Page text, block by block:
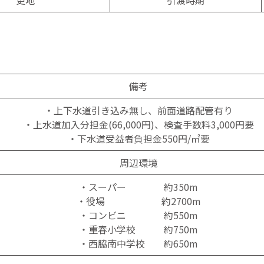
備考
・上下水道引き込み無し、前面道路配管有り
・上水道加入分担金(66,000円)、検査手数料3,000円要
・下水道受益者負担金550円/㎡要
周辺環境
・スーパー 約350m
・役場 約2700m
・コンビニ 約550m
・重春小学校 約750m
・西脇南中学校 約650m